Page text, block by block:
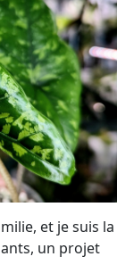
et je suis la
un projet